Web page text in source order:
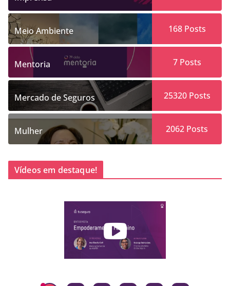
Meio Ambiente 168Posts
Mentoria 7Posts
Mercado de Seguros 25320Posts
Mulher 2062 Posts
Vídeos em destaque!